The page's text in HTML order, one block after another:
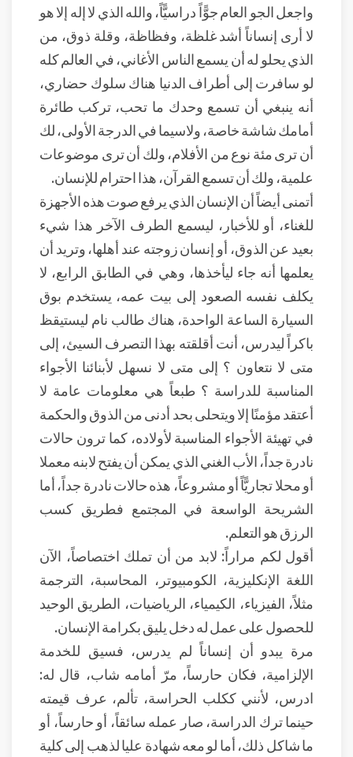
واجعل الجو العام جوًّاً دراسيًّاً، والله الذي لا إله إلا هو
لا أرى إنساناً أشد غلظة، وفظاظة، وقلة ذوق، من
الذي يحلو له أن يسمع الناس الأغاني، في العالم كله
لو سافرت إلى أطراف الدنيا هناك سلوك حضاري،
أنه ينبغي أن تسمع وحدك ما تحب، تركب طائرة
أمامك شاشة خاصة، ولاسيما في الدرجة الأولى، لك
أن ترى مئة نوع من الأفلام، ولك أن ترى موضوعات
علمية، ولك أن تسمع القرآن، هذا احترام للإنسان.
أتمنى أيضاً أن الإنسان الذي يرفع صوت هذه الأجهزة
للغناء، أو للأخبار، ليسمع الطرف الآخر هذا شيء
بعيد عن الذوق، أو إنسان زوجته عند أهلها، وتريد أن
يعلمها أنه جاء ليأخذها، وهي في الطابق الرابع، لا
يكلف نفسه الصعود إلى بيت عمه، يستخدم بوق
السيارة الساعة الواحدة، هناك طالب نام ليستيقظ
باكراً ليدرس، أنت أقلقته بهذا التصرف السيئ، إلى
متى لا نتعاون ؟ إلى متى لا نسهل لأبنائنا الأجواء
المناسبة للدراسة ؟ طبعاً هي معلومات عامة لا
أعتقد مؤمنًا إلا ويتحلى بحد أدنى من الذوق والحكمة
في تهيئة الأجواء المناسبة لأولاده، كما ترون حالات
نادرة جداً، الأب الغني الذي يمكن أن يفتح لابنه معملا
أو محلا تجاريًّاً أو مشروعاً، هذه حالات نادرة جداً، أما
الشريحة الواسعة في المجتمع فطريق كسب
الرزق هو التعلم.
أقول لكم مراراً: لابد من أن تملك اختصاصاً، الآن
اللغة الإنكليزية، الكومبيوتر، المحاسبة، الترجمة
مثلاً، الفيزياء، الكيمياء، الرياضيات، الطريق الوحيد
للحصول على عمل له دخل يليق بكرامة الإنسان.
مرة يبدو أن إنساناً لم يدرس، فسيق للخدمة
الإلزامية، فكان حارساً، مرّ أمامه شاب، قال له:
ادرس، لأنني ككلب الحراسة، تألم، عرف قيمته
حينما ترك الدراسة، صار عمله سائقاً، أو حارساً، أو
ما شاكل ذلك، أما لو معه شهادة عليا لذهب إلى كلية